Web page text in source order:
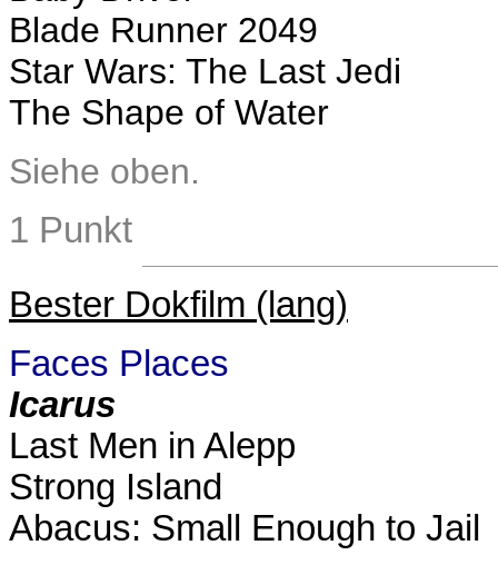
Blade Runner 2049
Star Wars: The Last Jedi
The Shape of Water
Siehe oben.
1 Punkt
Bester Dokfilm (lang)
Faces Places
Icarus
Last Men in Alepp
Strong Island
Abacus: Small Enough to Jail